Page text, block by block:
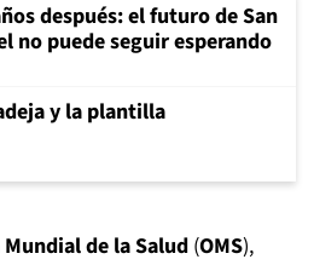
después: el futuro de San
no puede seguir esperando
y la plantilla
de la Salud (OMS),